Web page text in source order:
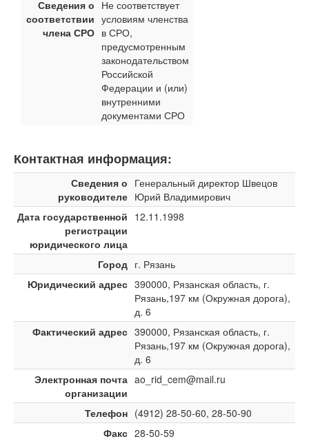
Сведения о
соответствии
члена СРО
Не соответствует
условиям членства
в СРО,
предусмотренным
законодательством
Российской
Федерации и (или)
внутренними
документами СРО
Контактная информация:
Сведения о
руководителе
Генеральный директор Швецов
Юрий Владимирович
Дата государственной
регистрации
юридического лица
12.11.1998
Город г. Рязань
Юридический адрес 390000, Рязанская область, г.
Рязань,197 км (Окружная дорога),
д. 6
Фактический адрес 390000, Рязанская область, г.
Рязань,197 км (Окружная дорога),
д. 6
Электронная почта
организации
ao_rid_cem@mail.ru
Телефон (4912) 28-50-60, 28-50-90
Факс 28-50-59